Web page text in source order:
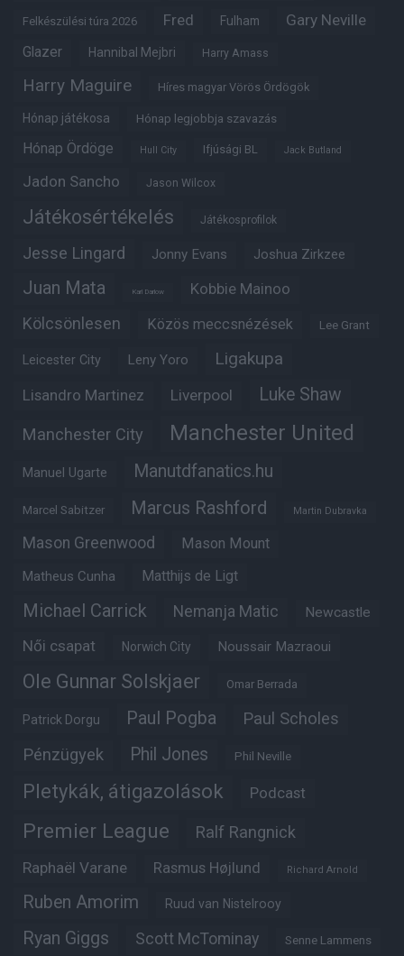
Felkészülési túra 2026 Fred Fulham Gary Neville
Glazer Hannibal Mejbri Harry Amass
Harry Maguire Híres magyar Vörös Ördögök
Hónap játékosa Hónap legjobbja szavazás
Hónap Ördöge Hull City Ifjúsági BL Jack Butland
Jadon Sancho Jason Wilcox
Játékosértékelés Játékosprofilok
Jesse Lingard Jonny Evans Joshua Zirkzee
Juan Mata Karl Darlow Kobbie Mainoo
Kölcsönlesen Közös meccsnézések Lee Grant
Leicester City Leny Yoro Ligakupa
Lisandro Martinez Liverpool Luke Shaw
Manchester City Manchester United
Manuel Ugarte Manutdfanatics.hu
Marcel Sabitzer Marcus Rashford Martin Dubravka
Mason Greenwood Mason Mount
Matheus Cunha Matthijs de Ligt
Michael Carrick Nemanja Matic Newcastle
Női csapat Norwich City Noussair Mazraoui
Ole Gunnar Solskjaer Omar Berrada
Patrick Dorgu Paul Pogba Paul Scholes
Pénzügyek Phil Jones Phil Neville
Pletykák, átigazolások Podcast
Premier League Ralf Rangnick
Raphaël Varane Rasmus Højlund Richard Arnold
Ruben Amorim Ruud van Nistelrooy
Ryan Giggs Scott McTominay Senne Lammens